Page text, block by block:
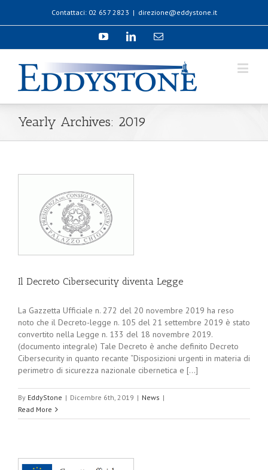
Contattaci: 02 657 2823 | direzione@eddystone.it
Yearly Archives: 2019
Il Decreto Cibersecurity diventa Legge
La Gazzetta Ufficiale n. 272 del 20 novembre 2019 ha reso
noto che il Decreto-legge n. 105 del 21 settembre 2019 è stato
convertito nella Legge n. 133 del 18 novembre 2019.
(documento integrale) Tale Decreto è anche definito Decreto
Cibersecurity in quanto recante “Disposizioni urgenti in materia di
perimetro di sicurezza nazionale cibernetica e [...]
By EddyStone | Dicembre 6th, 2019 | News |
Read More